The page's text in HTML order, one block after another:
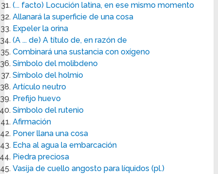
(... facto) Locución latina, en ese mismo momento
Allanará la superficie de una cosa
Expeler la orina
(A ... de) A título de, en razón de
Combinará una sustancia con oxígeno
Símbolo del molibdeno
Símbolo del holmio
Artículo neutro
Prefijo huevo
Símbolo del rutenio
Afirmación
Poner llana una cosa
Echa al agua la embarcación
Piedra preciosa
Vasija de cuello angosto para líquidos (pl.)